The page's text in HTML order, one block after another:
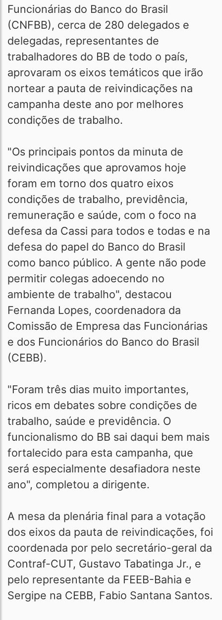
Funcionárias do Banco do Brasil
(CNFBB), cerca de 280 delegados e
delegadas, representantes de
trabalhadores do BB de todo o país,
aprovaram os eixos temáticos que irão
nortear a pauta de reivindicações na
campanha deste ano por melhores
condições de trabalho.
"Os principais pontos da minuta de
reivindicações que aprovamos hoje
foram em torno dos quatro eixos
condições de trabalho, previdência,
remuneração e saúde, com o foco na
defesa da Cassi para todos e todas e na
defesa do papel do Banco do Brasil
como banco público. A gente não pode
permitir colegas adoecendo no
ambiente de trabalho", destacou
Fernanda Lopes, coordenadora da
Comissão de Empresa das Funcionárias
e dos Funcionários do Banco do Brasil
(CEBB).
"Foram três dias muito importantes,
ricos em debates sobre condições de
trabalho, saúde e previdência. O
funcionalismo do BB sai daqui bem mais
fortalecido para esta campanha, que
será especialmente desafiadora neste
ano", completou a dirigente.
A mesa da plenária final para a votação
dos eixos da pauta de reivindicações, foi
coordenada por pelo secretário-geral da
Contraf-CUT, Gustavo Tabatinga Jr., e
pelo representante da FEEB-Bahia e
Sergipe na CEBB, Fabio Santana Santos.